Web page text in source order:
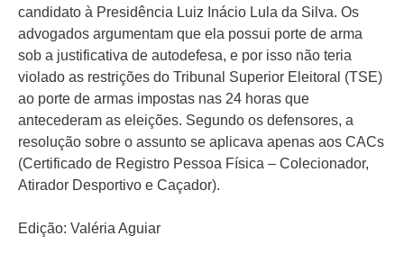
candidato à Presidência Luiz Inácio Lula da Silva. Os
advogados argumentam que ela possui porte de arma
sob a justificativa de autodefesa, e por isso não teria
violado as restrições do Tribunal Superior Eleitoral (TSE)
ao porte de armas impostas nas 24 horas que
antecederam as eleições. Segundo os defensores, a
resolução sobre o assunto se aplicava apenas aos CACs
(Certificado de Registro Pessoa Física – Colecionador,
Atirador Desportivo e Caçador).
Edição: Valéria Aguiar